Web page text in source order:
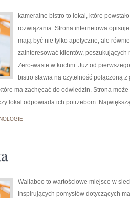
kameralne bistro to lokal, które
rozwiązania. Strona internetowa
mają być nie tylko apetyczne, ale
zainteresować klientów,
Zero-waste w kuchni. Już od
bistro stawia na czytelność połączoną
ma zachęcać do odwiedzin. Strona
lokal odpowiada ich potrzebom.
Wallaboo to wartościowe miejsce w
inspirujących pomysłów dotyczących